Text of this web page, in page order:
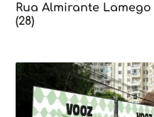
Rua Almirante
(28)